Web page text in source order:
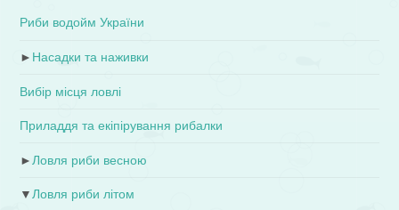
Риби водойм України
► Насадки та наживки
Вибір місця ловлі
Приладдя та екіпірування рибалки
► Ловля риби весною
▼Ловля риби літом